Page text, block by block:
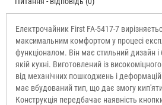
Електрочайник First FA-5417-7
максимальним комфортом у процесі
функціоналом. Він має стильний дизайн
якій кухні. Виготовлений із
від механічних пошкоджень і
має вбудований тип, що дає змогу
Конструкція передбачає наявність